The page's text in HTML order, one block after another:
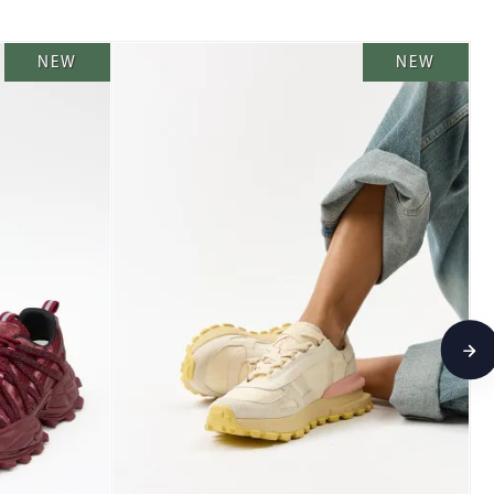
NEW NEW